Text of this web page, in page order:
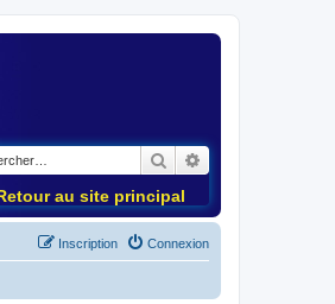
Rechercher
au site principal
Connexion
Inscription